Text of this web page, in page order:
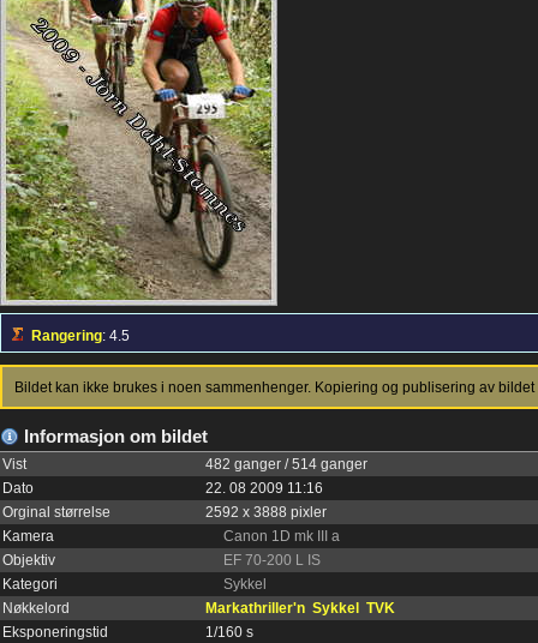
Rangering: 4.5
Bildet kan ikke brukes i noen sammenhenger. Kopiering og publisering av bildet
Informasjon om bildet
Vist
482 ganger / 514 ganger
Dato
22. 08 2009 11:16
Orginal størrelse
2592 x 3888 pixler
Kamera
Canon 1D mk III a
Objektiv
EF 70-200 L IS
Kategori
Sykkel
Nøkkelord
Markathriller'n Sykkel
TVK
Eksponeringstid
1/160 s